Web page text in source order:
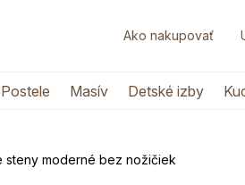
Ako nakupovať
Postele Masív Detské izby
steny moderné bez nožičiek